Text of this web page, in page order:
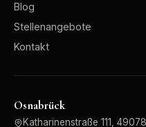
Blog
Stellenangebote
Kontakt
Osnabrück
Katharinenstraße 111,